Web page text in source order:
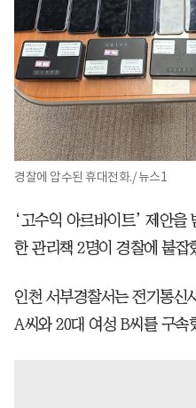
경찰에 압수된 휴대전화./ 뉴스1
‘고수익 아르바이트’ 제안을
한 관리책 2명이 경찰에 붙잡
인천 서부경찰서는 전기통신
A씨와 20대 여성 B씨를 구속